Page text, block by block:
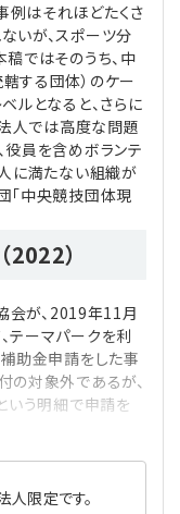
はそれほどたくさ
いが、スポーツ分
ではそのうち、中
する団体）のケー
ルとなると、さらに
人では高度な問題
役員を含めボランテ
に満たない組織が
「中央競技団体現
）
会が、2019年11月
テーマパークを利
助金申請をした事
の対象外であるが、
いう明細で申請を
限定です。